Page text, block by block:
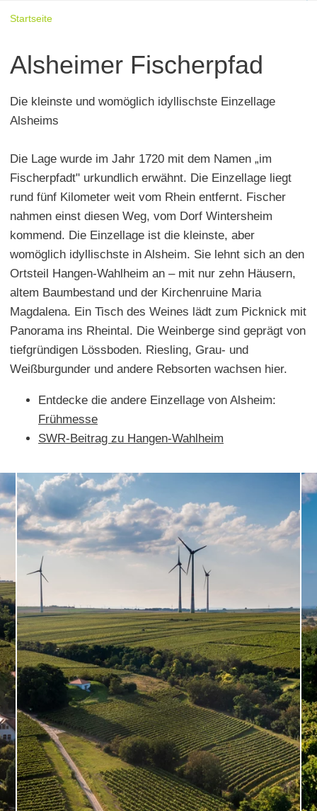
Startseite
Alsheimer Fischerpfad
Die kleinste und womöglich idyllischste Einzellage
Alsheims
Die Lage wurde im Jahr 1720 mit dem Namen „im
Fischerpfadt" urkundlich erwähnt. Die Einzellage liegt
rund fünf Kilometer weit vom Rhein entfernt. Fischer
nahmen einst diesen Weg, vom Dorf Wintersheim
kommend. Die Einzellage ist die kleinste, aber
womöglich idyllischste in Alsheim. Sie lehnt sich an den
Ortsteil Hangen-Wahlheim an – mit nur zehn Häusern,
altem Baumbestand und der Kirchenruine Maria
Magdalena. Ein Tisch des Weines lädt zum Picknick mit
Panorama ins Rheintal. Die Weinberge sind geprägt von
tiefgründigen Lössboden. Riesling, Grau- und
Weißburgunder und andere Rebsorten wachsen hier.
Entdecke die andere Einzellage von Alsheim:
Frühmesse
SWR-Beitrag zu Hangen-Wahlheim